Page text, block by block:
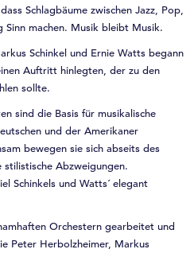
Schlagbäume zwischen Jazz, Pop,
Sinn machen. Musik bleibt Musik.
Schinkel und Ernie Watts begann
Auftritt hinlegten, der zu den
sollte.
sind die Basis für musikalische
und der Amerikaner
bewegen sie sich abseits des
stilistische Abzweigungen.
Schinkels und Watts´ elegant
Orchestern gearbeitet und
Peter Herbolzheimer, Markus